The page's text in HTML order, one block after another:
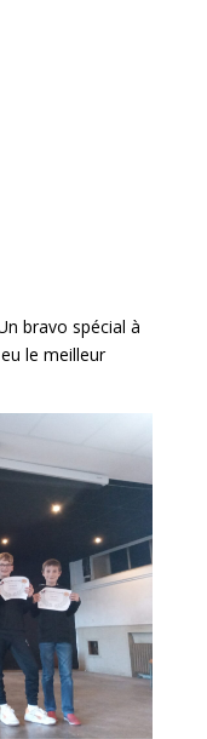
bravo spécial à
le meilleur